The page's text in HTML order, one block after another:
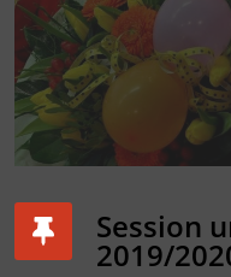
Session
2019/